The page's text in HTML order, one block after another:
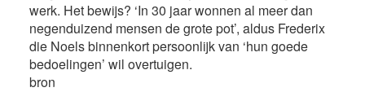
werk. Het bewijs? ‘In 30 jaar wonnen al meer dan
negenduizend mensen de grote pot’, aldus Frederix
die Noels binnenkort persoonlijk van ‘hun goede
bedoelingen’ wil overtuigen.
bron